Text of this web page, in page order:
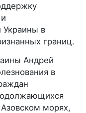
Украины в
границ.
Андрей
в
морях,